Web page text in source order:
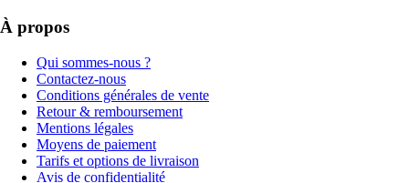
À propos
Qui sommes-nous ?
Contactez-nous
Conditions générales de vente
Retour & remboursement
Mentions légales
Moyens de paiement
Tarifs et options de livraison
Avis de confidentialité